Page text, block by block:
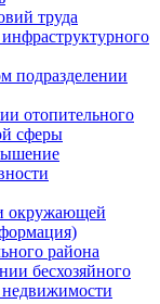
труда
подразделении
отопительного
сферы
окружающей
района
бесхозяйного
недвижимости